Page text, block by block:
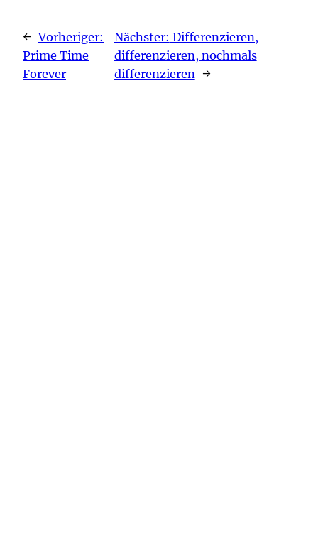
← Vorheriger:
Prime Time
Forever
Nächster: Differenzieren,
differenzieren, nochmals
differenzieren →